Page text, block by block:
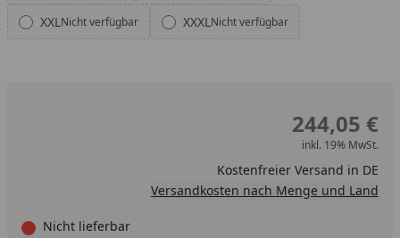
XXLNicht verfügbar XXXLNicht verfügbar
244,05 €
inkl. 19% MwSt.
Kostenfreier Versand in DE
Versandkosten nach Menge und Land
Nicht lieferbar